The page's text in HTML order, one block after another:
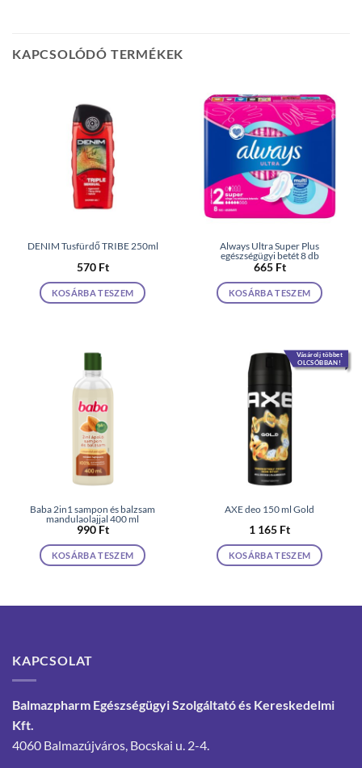
KAPCSOLÓDÓ TERMÉKEK
DENIM Tusfürdő TRIBE 250ml
570 Ft
KOSÁRBA TESZEM
Always Ultra Super Plus
egészségügyi betét 8 db
665 Ft
KOSÁRBA TESZEM
Baba 2in1 sampon és balzsam
mandulaolajjal 400 ml
990 Ft
KOSÁRBA TESZEM
Vásárolj többet
OLCSÓBBAN!
AXE deo 150 ml Gold
1 165 Ft
KOSÁRBA TESZEM
KAPCSOLAT
Balmazpharm Egészségügyi Szolgáltató és Kereskedelmi
Kft.
4060 Balmazújváros, Bocskai u. 2-4.